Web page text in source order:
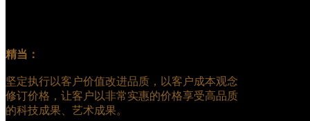
精当：
坚定执行以客户价值改进品质，以客户成本观念
修订价格，让客户以非常实惠的价格享受高品质
的科技成果、艺术成果。